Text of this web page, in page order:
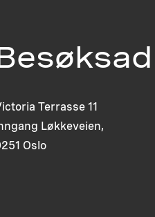
Terrasse 11
Løkkeveien,
Oslo